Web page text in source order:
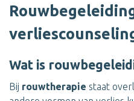
Wat is
Bij rouwtherapie staat